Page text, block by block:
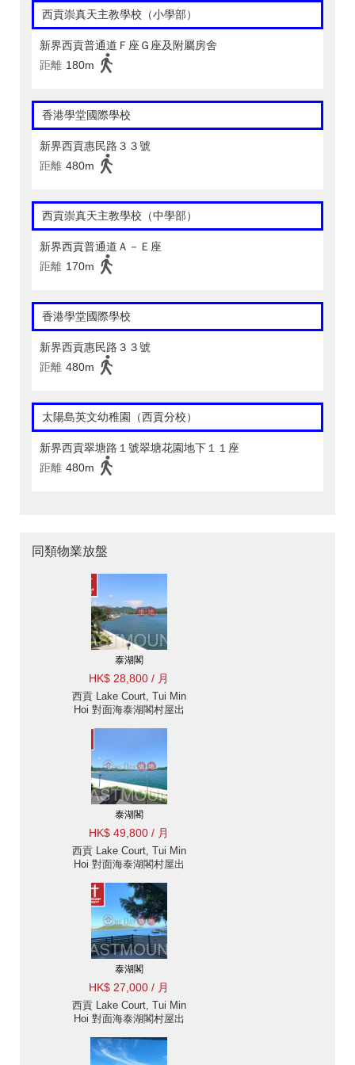
西貢崇真天主教學校（小學部）
新界西貢普通道Ｆ座Ｇ座及附屬房舍
距離 180m
香港學堂國際學校
新界西貢惠民路３３號
距離 480m
西貢崇真天主教學校（中學部）
新界西貢普通道Ａ－Ｅ座
距離 170m
香港學堂國際學校
新界西貢惠民路３３號
距離 480m
太陽島英文幼稚園（西貢分校）
新界西貢翠塘路１號翠塘花園地下１１座
距離 480m
同類物業放盤
泰湖閣
HK$ 28,800 / 月
西貢 Lake Court, Tui Min
Hoi 對面海泰湖閣村屋出
豪地產 ID:2082泰湖閣出
售單位
泰湖閣
HK$ 49,800 / 月
西貢 Lake Court, Tui Min
Hoi 對面海泰湖閣村屋出
Eastmount Property 東
豪地產 ID:2481泰湖閣出
售單位
泰湖閣
HK$ 27,000 / 月
西貢 Lake Court, Tui Min
Hoi 對面海泰湖閣村屋出
單位